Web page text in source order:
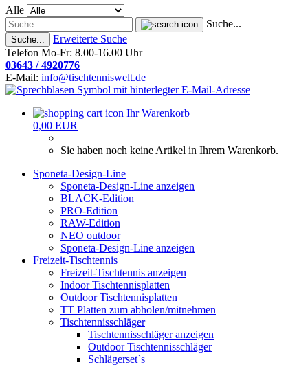
Alle
Suche...
Suche...
Erweiterte Suche
Telefon Mo-Fr: 8.00-16.00 Uhr
03643 / 4920776
E-Mail: info@tischtenniswelt.de
Ihr Warenkorb
0,00 EUR
Sie haben noch keine Artikel in Ihrem Warenkorb.
Sponeta-Design-Line
Sponeta-Design-Line anzeigen
BLACK-Edition
PRO-Edition
RAW-Edition
NEO outdoor
Sponeta-Design-Line anzeigen
Freizeit-Tischtennis
Freizeit-Tischtennis anzeigen
Indoor Tischtennisplatten
Outdoor Tischtennisplatten
TT Platten zum abholen/mitnehmen
Tischtennisschläger
Tischtennisschläger anzeigen
Outdoor Tischtennisschläger
Schlägerset`s